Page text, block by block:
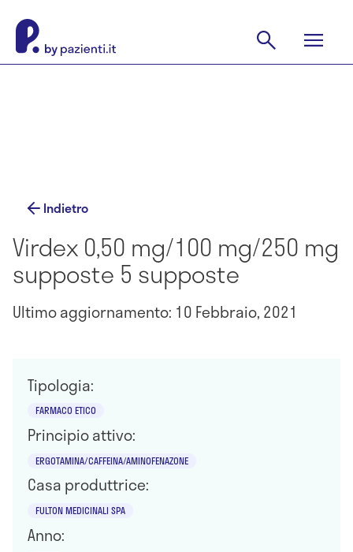
Indietro
Virdex 0,50 mg/100 mg/250 mg
supposte 5 supposte
Ultimo aggiornamento: 10 Febbraio, 2021
Tipologia:
FARMACO ETICO
Principio attivo:
ERGOTAMINA/CAFFEINA/AMINOFENAZONE
Casa produttrice:
FULTON MEDICINALI SPA
Anno: